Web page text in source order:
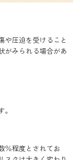
や圧迫を受けること
がみられる場合があ
％程度とされてお